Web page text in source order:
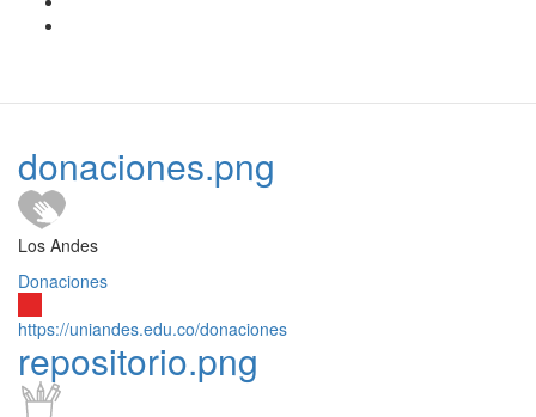
donaciones.png
Los Andes
Donaciones
https://uniandes.edu.co/donaciones
repositorio.png